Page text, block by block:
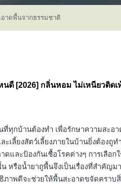
าดพื้นจากธรรมชาติ
ดี [2026] กลิ่นหอม ไม่เหนียวติดเ
ที่ทุกบ้านต้องทำ เพื่อรักษาความสะอ
ะเลี้ยงสัตว์เลี้ยงภายในบ้านยิ่งต้องถูท
ดและป้องกันเชื้อโรคต่างๆ การเลือก
หรือน้ำยาถูพื้นจึงเป็นเรื่องที่สำคัญม
ภาพดีจะช่วยให้พื้นสะอาดขจัดคราบ